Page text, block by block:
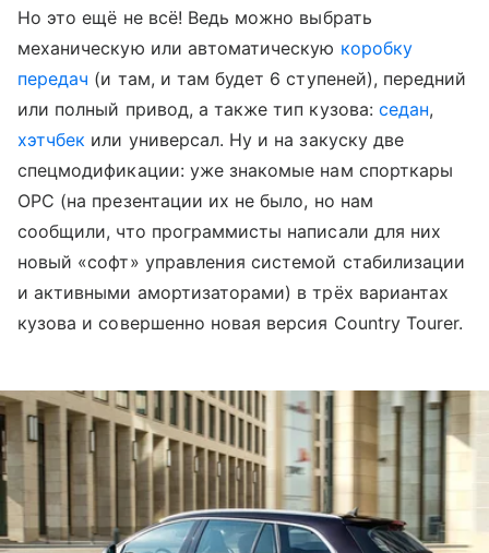
Но это ещё не всё! Ведь можно выбрать
механическую или автоматическую коробку
передач (и там, и там будет 6 ступеней), передний
или полный привод, а также тип кузова: седан,
хэтчбек или универсал. Ну и на закуску две
спецмодификации: уже знакомые нам спорткары
OPC (на презентации их не было, но нам
сообщили, что программисты написали для них
новый «софт» управления системой стабилизации
и активными амортизаторами) в трёх вариантах
кузова и совершенно новая версия Country Tourer.